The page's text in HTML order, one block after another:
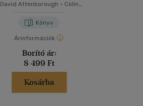
David Attenborough - Colin
Könyv
Árinformációk
Borító ár:
8 499 Ft
Kosárba